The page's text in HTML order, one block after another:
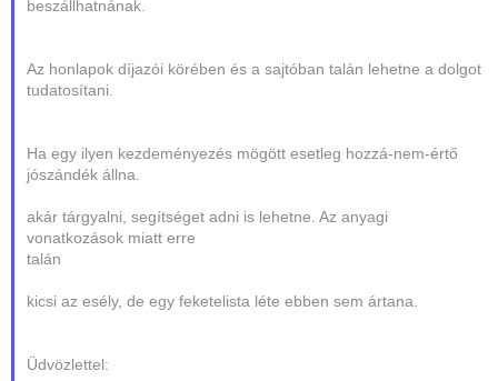
beszállhatnának.
Az honlapok díjazói körében és a sajtóban talán lehetne a dolgot
tudatosítani.
Ha egy ilyen kezdeményezés mögött esetleg hozzá-nem-értő
jószándék állna.
akár tárgyalni, segítséget adni is lehetne. Az anyagi
vonatkozások miatt erre
talán
kicsi az esély, de egy feketelista léte ebben sem ártana.
Üdvözlettel: